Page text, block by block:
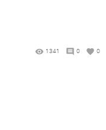
1341 0 0